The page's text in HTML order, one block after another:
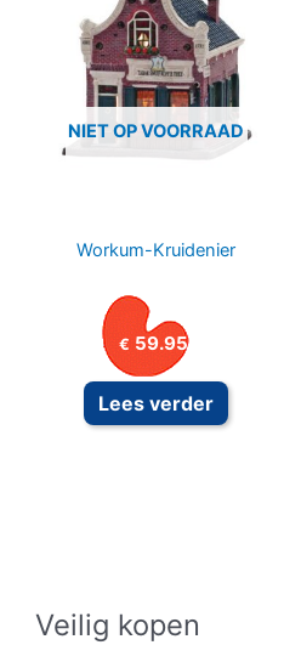
Veilig kopen
NIET OP VOORRAAD
Workum-Kruidenier
€ 59.95
Lees verder